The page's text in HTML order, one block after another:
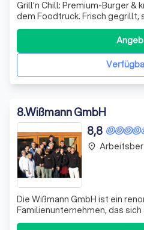
Grill’n Chill: Premium-Burger &
dem Foodtruck. Frisch gegrillt,
professionell umgesetzt – die
8.Wißmann GmbH
8,8
Die Wißmann GmbH ist ein
Familienunternehmen, das
die Herstellung und den
place